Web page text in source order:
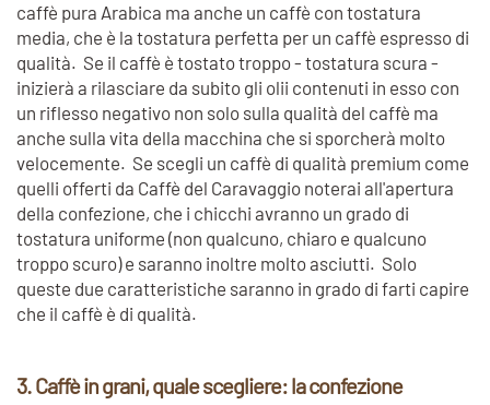
caffè pura Arabica ma anche un caffè con tostatura
media, che è la tostatura perfetta per un caffè espresso di
qualità. Se il caffè è tostato troppo - tostatura scura -
inizierà a rilasciare da subito gli olii contenuti in esso con
un riflesso negativo non solo sulla qualità del caffè ma
anche sulla vita della macchina che si sporcherà molto
velocemente. Se scegli un caffè di qualità premium come
quelli offerti da Caffè del Caravaggio noterai all'apertura
della confezione, che i chicchi avranno un grado di
tostatura uniforme (non qualcuno, chiaro e qualcuno
troppo scuro) e saranno inoltre molto asciutti. Solo
queste due caratteristiche saranno in grado di farti capire
che il caffè è di qualità.
3. Caffè in grani, quale scegliere: la confezione